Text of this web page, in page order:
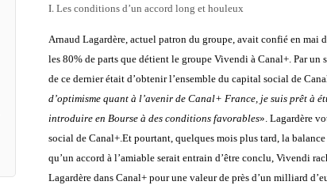
I. Les conditions d’un accord long et houleux
Arnaud Lagardère, actuel patron du groupe, avait confié en mai
les 80% de parts que détient le groupe Vivendi à Canal+. Par
de ce dernier était d’obtenir l’ensemble du capital social de
d’optimisme quant à l’avenir de Canal+ France, je suis prêt à
introduire en Bourse à des conditions favorables». Lagardère
social de Canal+.Et pourtant, quelques mois plus tard, la balance
qu’un accord à l’amiable serait entrain d’être conclu, Vivendi
Lagardère dans Canal+ pour une valeur de près d’un milliard